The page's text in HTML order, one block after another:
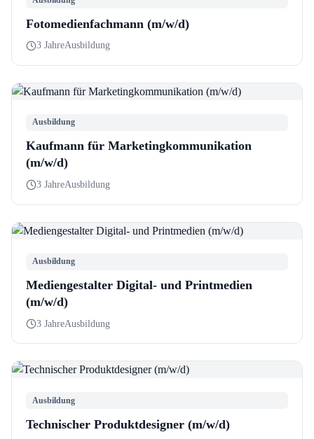
Fotomedienfachmann (m/w/d)
3 JahreAusbildung
Ausbildung
Kaufmann für Marketingkommunikation
(m/w/d)
3 JahreAusbildung
Ausbildung
Mediengestalter Digital- und Printmedien
(m/w/d)
3 JahreAusbildung
Ausbildung
Technischer Produktdesigner (m/w/d)